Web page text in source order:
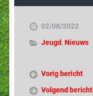
02/08/2022
Jeugd,Nieuws
Vorig bericht
Volgend bericht